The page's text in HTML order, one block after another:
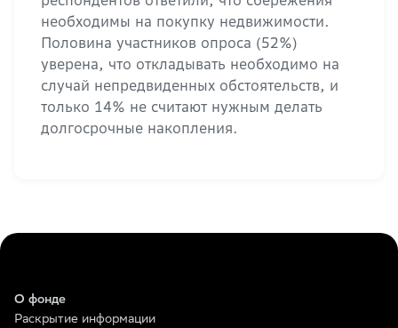
необходимы на покупку недвижимости.
Половина участников опроса (52%)
уверена, что откладывать необходимо на
случай непредвиденных обстоятельств, и
только 14% не считают нужным делать
долгосрочные накопления.
О фонде
Раскрытие информации